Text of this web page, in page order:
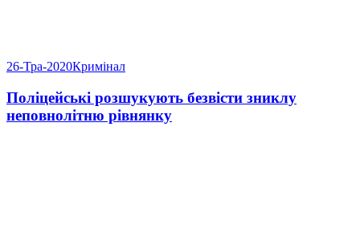
26-Тра-2020Кримінал
Поліцейські розшукують безвісти зниклу
неповнолітню рівнянку